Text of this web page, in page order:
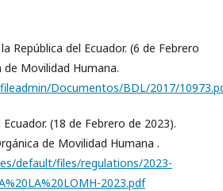
República del Ecuador. (6 de Febrero
de Movilidad Humana.
Documentos/BDL/2017/
(18 de Febrero de 2023).
de Movilidad Humana .
default/files/regulations/2023-
2023.pdf